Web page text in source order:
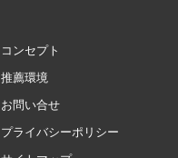
コンセプト
推薦環境
お問い合せ
プライバシーポリシー